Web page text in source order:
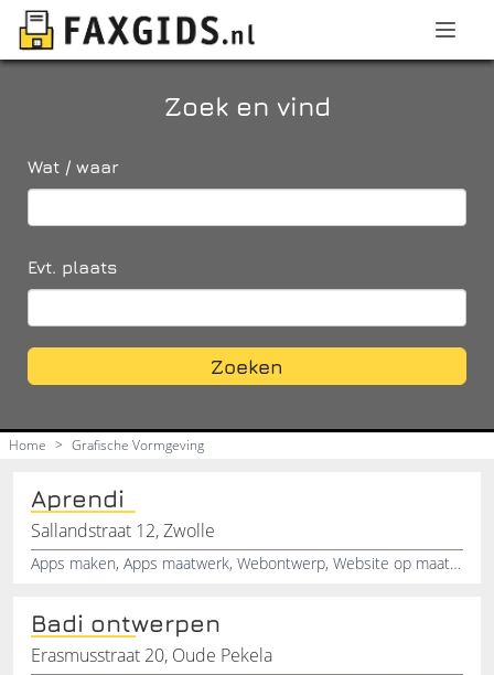
Zoek en vind
Wat / waar
Evt. plaats
Zoeken
Home > Grafische Vormgeving
Aprendi
Sallandstraat 12, Zwolle
Apps maken, Apps maatwerk, Webontwerp, Website op maat laten maken, Interactie app, Kindvriendelijke app laten maken, Educatieve app ontwerpen, App laten ontwerpen, Website ontwikkeling
Badi ontwerpen
Erasmusstraat 20, Oude Pekela